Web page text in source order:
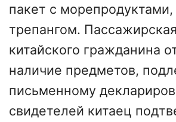
пакет с
трепангом.
китайского гражданина
наличие предметов,
письменному
свидетелей китаец